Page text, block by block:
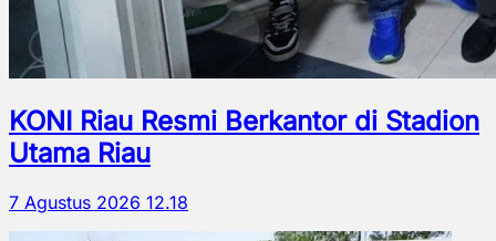
KONI Riau Resmi Berkantor di Stadion
Utama Riau
7 Agustus 2026 12.18